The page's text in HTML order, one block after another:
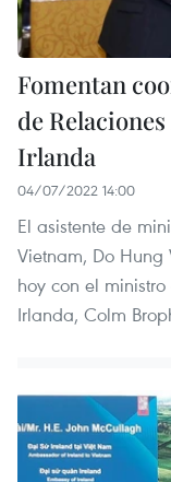
Fomentan
de
Irlanda
04/07/2022 14:00
El asistente de
Vietnam, Do Hung
hoy con el
Irlanda, Colm